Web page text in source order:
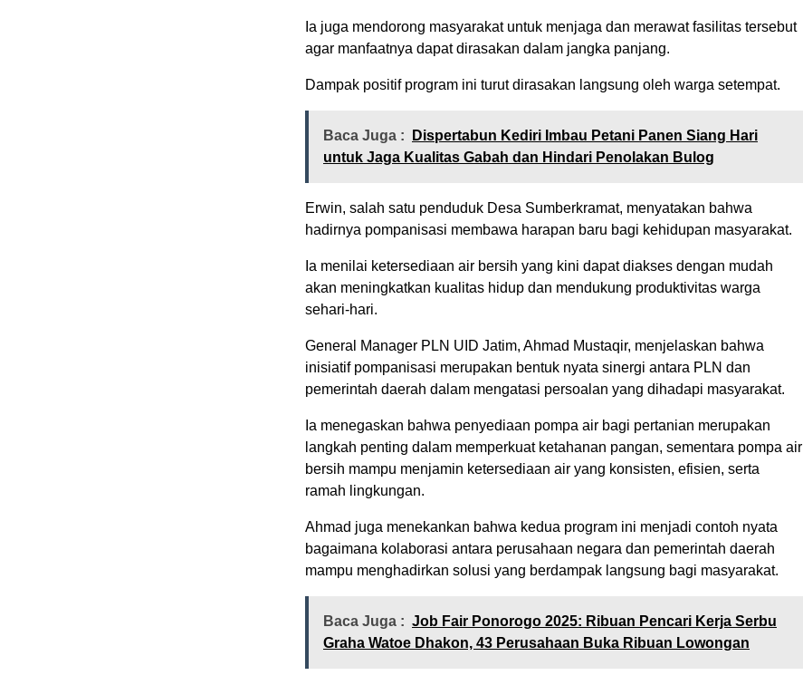
Ia juga mendorong masyarakat untuk menjaga dan merawat fasilitas tersebut
agar manfaatnya dapat dirasakan dalam jangka panjang.
Dampak positif program ini turut dirasakan langsung oleh warga setempat.
Baca Juga :
Dispertabun Kediri Imbau Petani Panen Siang Hari
untuk Jaga Kualitas Gabah dan Hindari Penolakan Bulog
Erwin, salah satu penduduk Desa Sumberkramat, menyatakan bahwa
hadirnya pompanisasi membawa harapan baru bagi kehidupan masyarakat.
Ia menilai ketersediaan air bersih yang kini dapat diakses dengan mudah
akan meningkatkan kualitas hidup dan mendukung produktivitas warga
sehari-hari.
General Manager PLN UID Jatim, Ahmad Mustaqir, menjelaskan bahwa
inisiatif pompanisasi merupakan bentuk nyata sinergi antara PLN dan
pemerintah daerah dalam mengatasi persoalan yang dihadapi masyarakat.
Ia menegaskan bahwa penyediaan pompa air bagi pertanian merupakan
langkah penting dalam memperkuat ketahanan pangan, sementara pompa air
bersih mampu menjamin ketersediaan air yang konsisten, efisien, serta
ramah lingkungan.
Ahmad juga menekankan bahwa kedua program ini menjadi contoh nyata
bagaimana kolaborasi antara perusahaan negara dan pemerintah daerah
mampu menghadirkan solusi yang berdampak langsung bagi masyarakat.
Baca Juga : Job Fair Ponorogo 2025: Ribuan Pencari Kerja Serbu
Graha Watoe Dhakon, 43 Perusahaan Buka Ribuan Lowongan